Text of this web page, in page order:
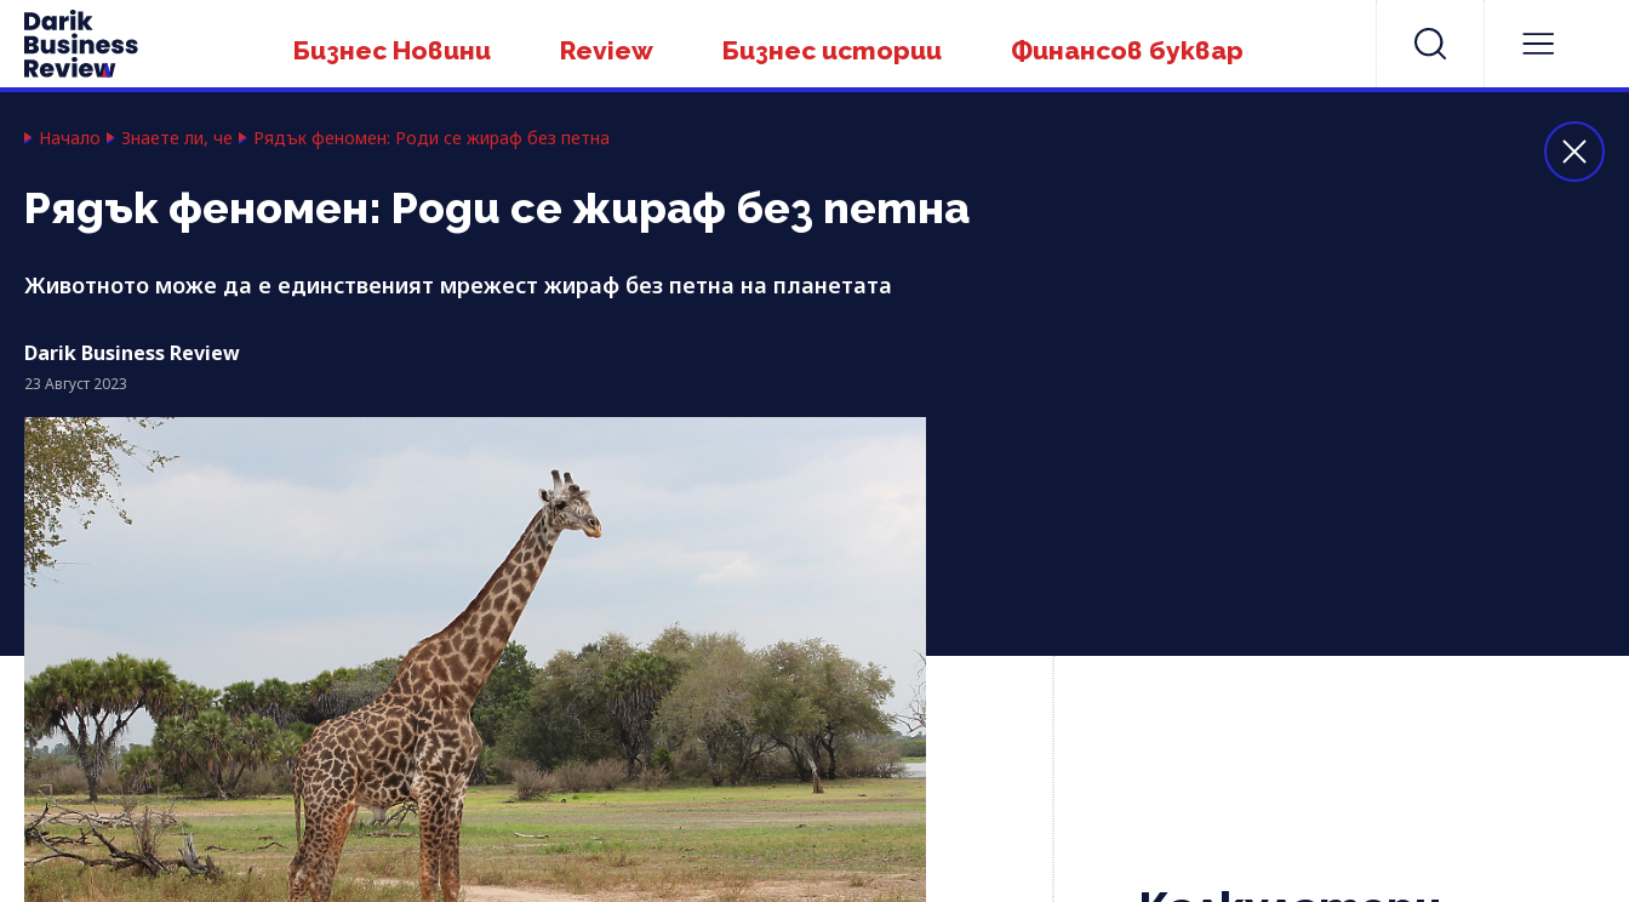
Бизнес Новини Review Бизнес истории Финансов буквар
Начало Знаете ли, че Рядък феномен: Роди се жираф без петна
Рядък феномен: Роди се жираф без петна
Животното може да е единственият мрежест жираф без петна на планетата
Darik Business Review
23 Август 2023